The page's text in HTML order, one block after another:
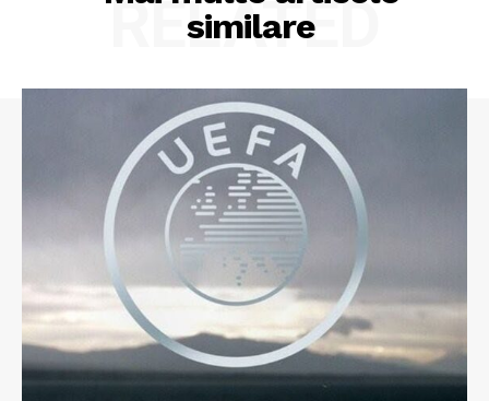
similare
RELATED